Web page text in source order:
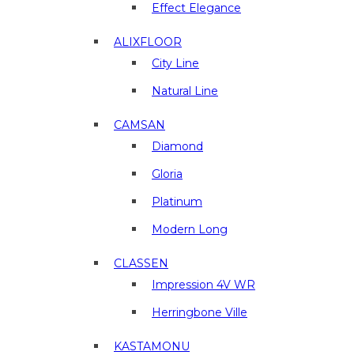
Effect Elegance
ALIXFLOOR
City Line
Natural Line
CAMSAN
Diamond
Gloria
Platinum
Modern Long
CLASSEN
Impression 4V WR
Herringbone Ville
KASTAMONU